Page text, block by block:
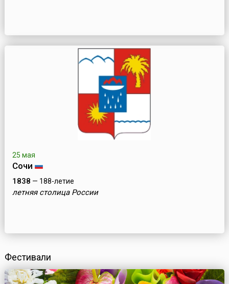
25 мая
Сочи
1838 — 188-летие
летняя столица России
Фестивали